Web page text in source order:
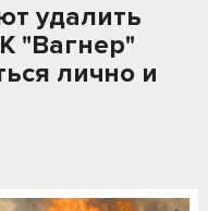
удалить
"Вагнер"
лично и